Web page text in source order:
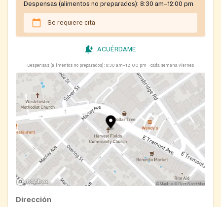
Despensas (alimentos no preparados): 8:30 am–12:00 pm
Se requiere cita
ACUÉRDAME
Despensas (alimentos no preparados): 8:30 am–12:00 pm cada semana viernes
Dirección